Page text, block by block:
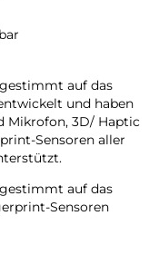
auf das
und haben
Mikrofon, 3D/ Haptic
Sensoren aller
auf das
Sensoren